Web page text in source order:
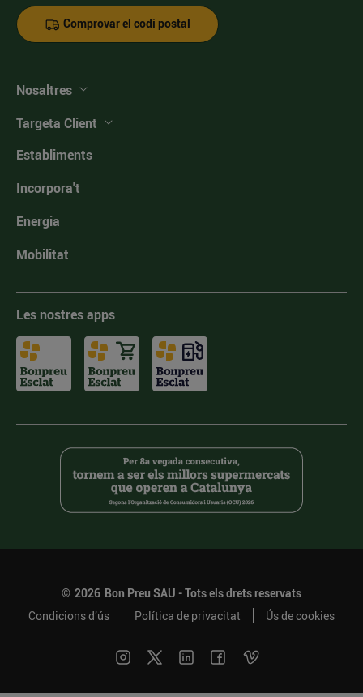
Comprovar el codi postal
Nosaltres
Targeta Client
Establiments
Incorpora't
Energia
Mobilitat
Les nostres apps
© 2026 Bon Preu SAU - Tots els drets reservats
Condicions d’ús
Política de privacitat Ús de cookies